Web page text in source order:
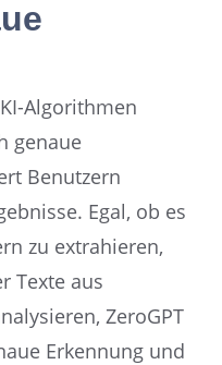
Algorithmen
genaue
Benutzern
Egal, ob es
zu extrahieren,
Texte aus
ZeroGPT
Erkennung und